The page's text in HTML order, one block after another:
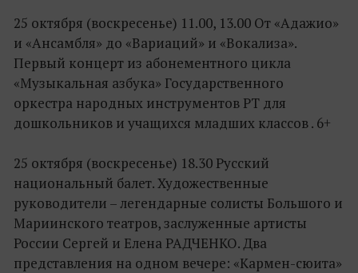
25 октября (воскресенье) 11.00, 13.00 От «Адажио»
и «Ансамбля» до «Вариаций» и «Вокализа».
Первый концерт из абонементного цикла
«Музыкальная азбука» Государственного
оркестра народных инструментов РТ для
дошкольников и учащихся младших классов . 6+
25 октября (воскресенье) 18.30 Русский
национальный балет. Художественные
руководители – легендарные солисты Большого и
Мариинского театров, заслуженные артисты
России Сергей и Елена РАДЧЕНКО. Два
представления на одном вечере: «Кармен-сюита»